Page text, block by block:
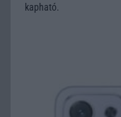
kapható.